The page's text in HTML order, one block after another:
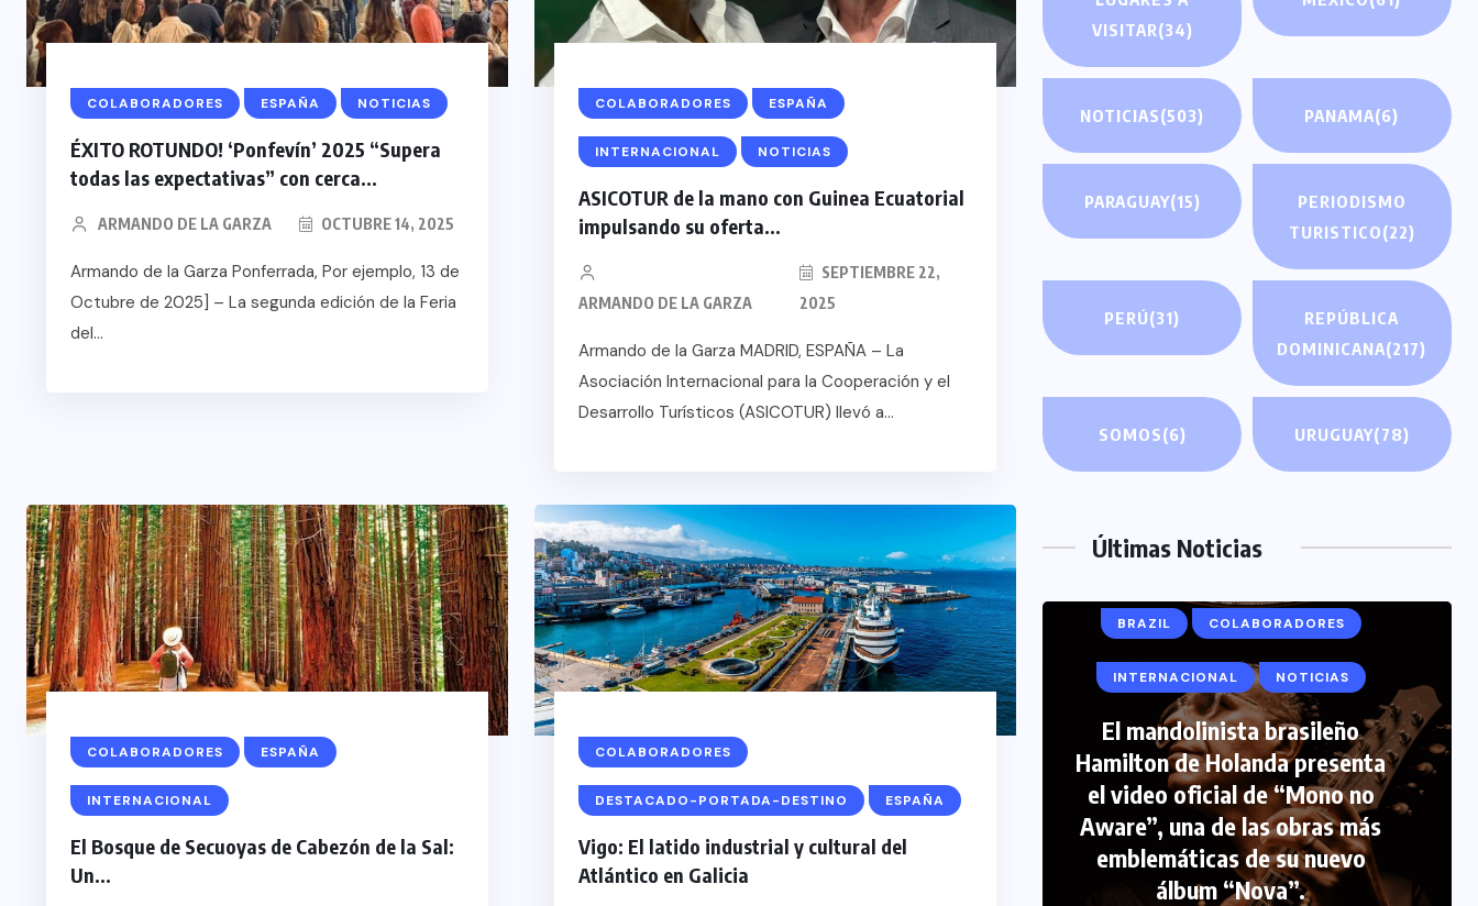
COLABORADORES ESPAÑA NOTICIAS
ÉXITO ROTUNDO! ‘Ponfevín’ 2025 “Supera
todas las expectativas” con cerca...
ARMANDO DE LA GARZA OCTUBRE 14, 2025
Armando de la Garza Ponferrada, Por ejemplo, 13 de
Octubre de 2025] – La segunda edición de la Feria
del...
COLABORADORES ESPAÑA
INTERNACIONAL NOTICIAS
ASICOTUR de la mano con Guinea Ecuatorial
impulsando su oferta...
ARMANDO DE LA GARZA
SEPTIEMBRE 22,
2025
Armando de la Garza MADRID, ESPAÑA – La
Asociación Internacional para la Cooperación y el
Desarrollo Turísticos (ASICOTUR) llevó a...
COLABORADORES ESPAÑA
INTERNACIONAL
El Bosque de Secuoyas de Cabezón de la Sal:
Un...
COLABORADORES
DESTACADO-PORTADA-DESTINO ESPAÑA
Vigo: El latido industrial y cultural del
Atlántico en Galicia
VISITAR(34)
NOTICIAS(503) PANAMA(6)
PARAGUAY(15)
PERIODISMO
TURISTICO(22)
PERÚ(31)
REPÚBLICA
DOMINICANA(217)
SOMOS(6) URUGUAY(78)
Últimas Noticias
NOTICIAS
TURISTICO
con
COLABORADORES MÉXICO
EL FIN DEL MILAGRO
POR ABUSOS Y FALTA DE
BRAZIL COLABORADORES
INTERNACIONAL NOTICIAS
El mandolinista brasileño
Hamilton de Holanda presenta
el video oficial de “Mono no
Aware”, una de las obras más
emblemáticas de su nuevo
álbum “Nova”.
COLABORADORES
INTERNACIONAL NOTICIAS
PERIODISMO TURISTICO
FIPETUR se solidariza con
Venezuela